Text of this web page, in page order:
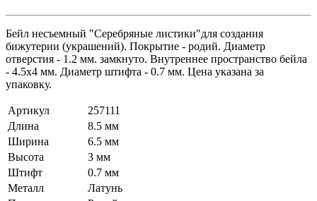
Бейл несъемный "Серебряные листики"для создания
бижутерии (украшений). Покрытие - родий. Диаметр
отверстия - 1.2 мм. замкнуто. Внутреннее пространство бейла
- 4.5х4 мм. Диаметр штифта - 0.7 мм. Цена указана за
упаковку.
Артикул
257111
Длина
8.5 мм
Ширина
6.5 мм
Высота
3 мм
Штифт
0.7 мм
Металл
Латунь